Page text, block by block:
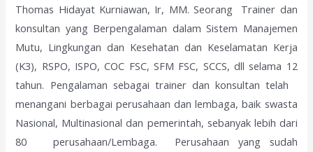
Thomas Hidayat Kurniawan, Ir, MM. Seorang Trainer dan
konsultan yang Berpengalaman dalam Sistem Manajemen
Mutu, Lingkungan dan Kesehatan dan Keselamatan Kerja
(K3), RSPO, ISPO, COC FSC, SFM FSC, SCCS, dll selama 12
tahun. Pengalaman sebagai trainer dan konsultan telah
menangani berbagai perusahaan dan lembaga, baik swasta
Nasional, Multinasional dan pemerintah, sebanyak lebih dari
80 perusahaan/Lembaga. Perusahaan yang sudah